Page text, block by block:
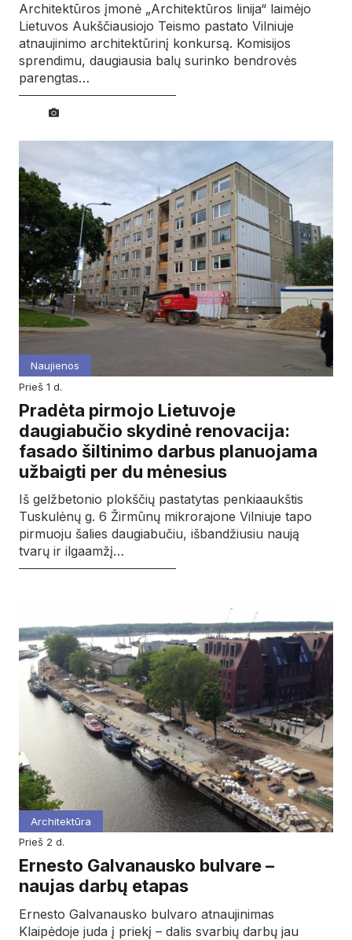
Architektūros įmonė „Architektūros linija“ laimėjo
Lietuvos Aukščiausiojo Teismo pastato Vilniuje
atnaujinimo architektūrinį konkursą. Komisijos
sprendimu, daugiausia balų surinko bendrovės
parengtas…
Naujienos
prieš 1 d.
Pradėta pirmojo Lietuvoje
daugiabučio skydinė renovacija:
fasado šiltinimo darbus planuojama
užbaigti per du mėnesius
Iš gelžbetonio plokščių pastatytas penkiaaukštis
Tuskulėnų g. 6 Žirmūnų mikrorajone Vilniuje tapo
pirmuoju šalies daugiabučiu, išbandžiusiu naują
tvarų ir ilgaamžį…
Architektūra
prieš 2 d.
Ernesto Galvanausko bulvare –
naujas darbų etapas
Ernesto Galvanausko bulvaro atnaujinimas
Klaipėdoje juda į priekį – dalis svarbių darbų jau